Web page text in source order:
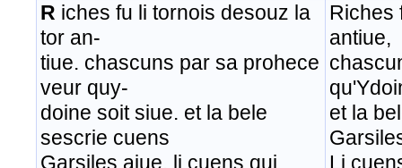
R iches fu li tornois desouz la
tor an-
tiue. chascuns par sa prohece
veur quy-
doine soit siue. et la bele
sescrie cuens
Garsiles aiue. li cuens qui
Riches
antiue,
et la
Li